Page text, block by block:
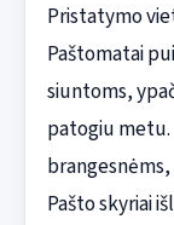
Pristatymo
Paštomatai
siuntoms,
patogiu metu.
Pašto skyriai